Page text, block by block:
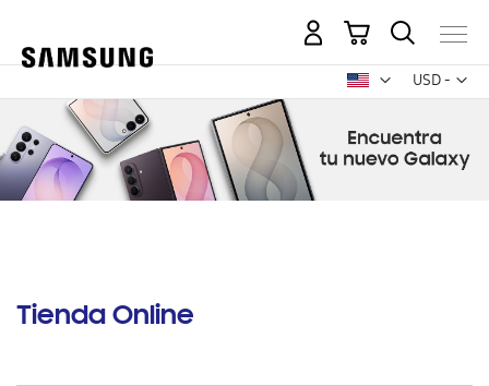
USD -
dólar
Mi carrito
Tienda Online